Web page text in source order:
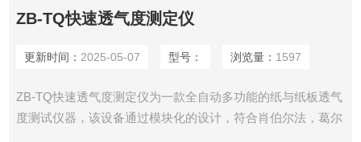
ZB-TQ快速透气度测定仪
更新时间： 2025-05-07 型号： 浏览量： 1597
ZB-TQ快速透气度测定仪为一款全自动多功能的纸与纸板透气
度测试仪器，该设备通过模块化的设计，符合肖伯尔法，葛尔